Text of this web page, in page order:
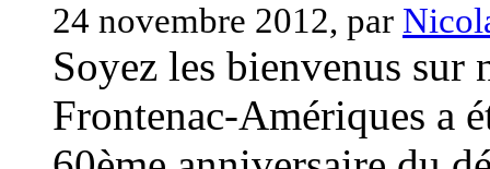
24 novembre 2012, par
Soyez les bienvenus sur
Frontenac-Amériques a